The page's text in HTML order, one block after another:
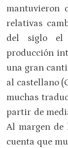
mantuvieron
relativas
del siglo el
producción
una gran
al castellano
muchas
partir de
Al margen de
cuenta que